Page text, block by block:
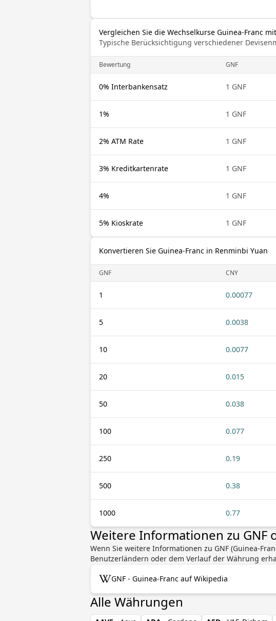
Vergleichen Sie die Wechselkurse Guinea-Franc
Typische Berücksichtigung verschiedener
Bewertung GNF
0% Interbankensatz 1 GNF
1% 1 GNF
2% ATM Rate 1 GNF
3% Kreditkartenrate 1 GNF
4% 1 GNF
5% Kioskrate 1 GNF
Konvertieren Sie Guinea-Franc in Renminbi Yuan
GNF CNY
1 0.00077
5 0.0038
10 0.0077
20 0.015
50 0.038
100 0.077
250 0.19
500 0.38
1000 0.77
Weitere Informationen zu GNF
Wenn Sie weitere Informationen zu GNF (Guinea-
Benutzerländern oder dem Verlauf der Währung
GNF - Guinea-Franc auf Wikipedia
Alle Währungen